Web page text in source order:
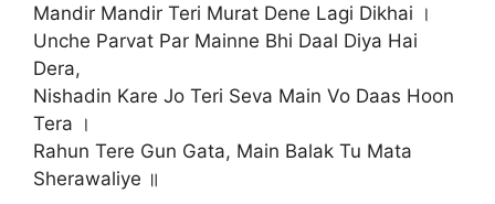
Mandir Mandir Teri Murat Dene Lagi Dikhai ।
Unche Parvat Par Mainne Bhi Daal Diya Hai
Dera,
Nishadin Kare Jo Teri Seva Main Vo Daas Hoon
Tera ।
Rahun Tere Gun Gata, Main Balak Tu Mata
Sherawaliye ॥